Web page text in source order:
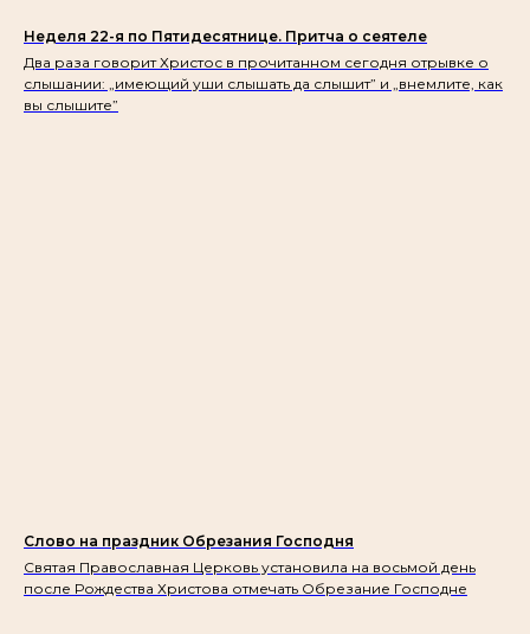
Неделя 22-я по Пятидесятнице. Притча о сеятеле
Два раза говорит Христос в прочитанном сегодня отрывке о
слышании: „имеющий уши слышать да слышит” и „внемлите, как
вы слышите”
Слово на праздник Обрезания Господня
Святая Православная Церковь установила на восьмой день
после Рождества Христова отмечать Обрезание Господне